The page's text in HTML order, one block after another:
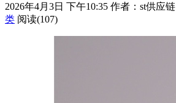
2026年4月3日 下午10:35 作者：st供应链
类 阅读(107)